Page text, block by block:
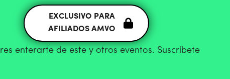
EXCLUSIVO PARA
AFILIADOS AMVO
enterarte de este y otros eventos. Suscríbete